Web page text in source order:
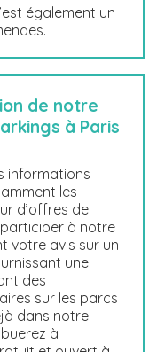
également un
de notre
à Paris
informations
les
d’offres de
à notre
votre avis sur un
une
des
sur les parcs
dans notre
à